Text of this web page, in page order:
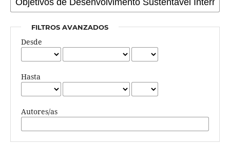
FILTROS AVANZADOS
Desde
Hasta
Autores/as